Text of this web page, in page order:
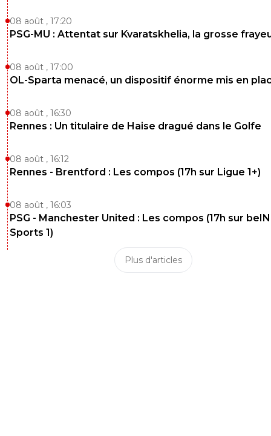
08 août , 17:20
PSG-MU : Attentat sur Kvaratskhelia, la grosse
08 août , 17:00
OL-Sparta menacé, un dispositif énorme mis en
08 août , 16:30
Rennes : Un titulaire de Haise dragué dans le Golfe
08 août , 16:12
Rennes - Brentford : Les compos (17h sur Ligue 1+)
08 août , 16:03
PSG - Manchester United : Les compos (17h sur beIN
Sports 1)
Plus d'articles